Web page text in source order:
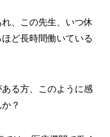
、この先生、いつ休
ど長時間働いている
る方、このように感
？